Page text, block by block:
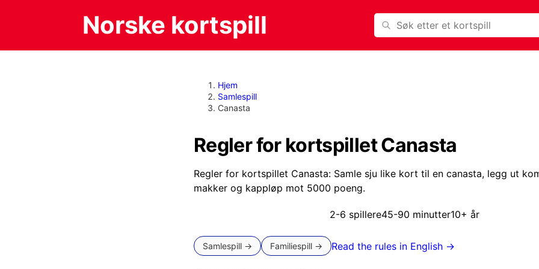
Norske kortspill Søk
Hjem
Samlespill
Canasta
Regler for kortspillet Canasta
Canasta er kortspillet for 2-6 spillere. Et spill tar vanligvis 45-90 minutter,
Regler for kortspillet Canasta: Samle sju like kort til en canasta, legg ut
makker og kappløp mot 5000 poeng.
2-6 spillere45-90 minutter10+ år
Samlespill → Familiespill → Read the rules in English →